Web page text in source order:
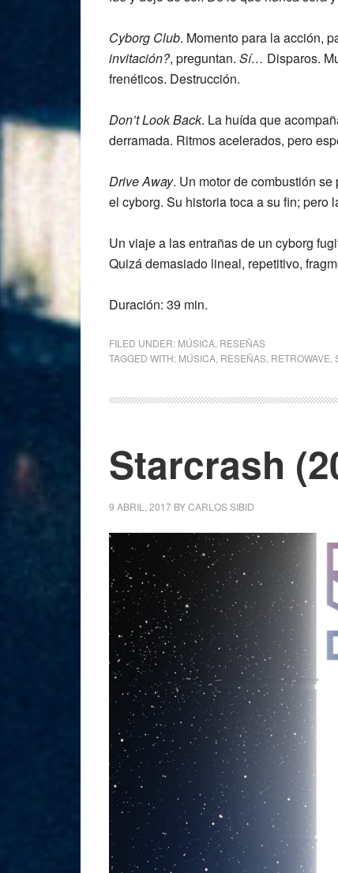
Cyborg Club. Momento para la acción,
invitación?, preguntan. Sí… Disparos.
frenéticos. Destrucción.
Don’t Look Back. La huída que
derramada. Ritmos acelerados, pero
Drive Away. Un motor de combustión
el cyborg. Su historia toca a su fin;
Un viaje a las entrañas de un cyborg
Quizá demasiado lineal, repetitivo,
Duración: 39 min.
FILED UNDER: MÚSICA RESEÑAS
TAGGED WITH: MÚSICA RESEÑAS RETROWAVE
Starcrash
9 ABRIL, 2017 BYCARLOS SIBID